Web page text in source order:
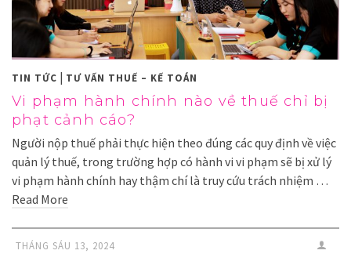
TIN TỨC | TƯ VẤN THUẾ – KẾ TOÁN
Vi phạm hành chính nào về thuế chỉ bị
phạt cảnh cáo?
Người nộp thuế phải thực hiện theo đúng các quy định về việc
quản lý thuế, trong trường hợp có hành vi vi phạm sẽ bị xử lý
vi phạm hành chính hay thậm chí là truy cứu trách nhiệm …
Read More
THÁNG SÁU 13, 2024